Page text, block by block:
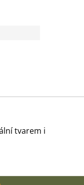
tvarem i